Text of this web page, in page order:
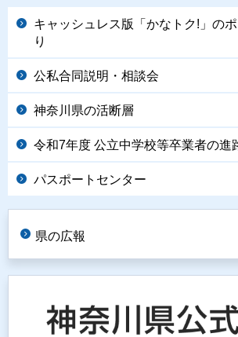
キャッシュレス版「かなトク!」の
り
公私合同説明・相談会
神奈川県の活断層
令和7年度 公立中学校等卒業者の進
パスポートセンター
県の広報